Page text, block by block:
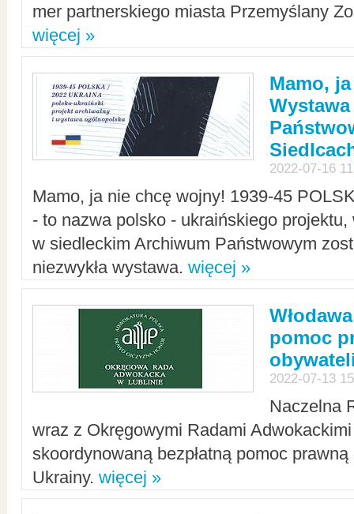
mer partnerskiego miasta Przemyślany
więcej »
Mamo,
2022-07-16
Mamo, ja nie chcę wojny! 1939-45
- to nazwa polsko - ukraińskiego
w siedleckim Archiwum Państwowym
niezwykła wystawa. więcej »
pomoc
2022-07-13
Naczelna
wraz z Okręgowymi Radami Adwokackimi
skoordynowaną bezpłatną pomoc
Ukrainy. więcej »